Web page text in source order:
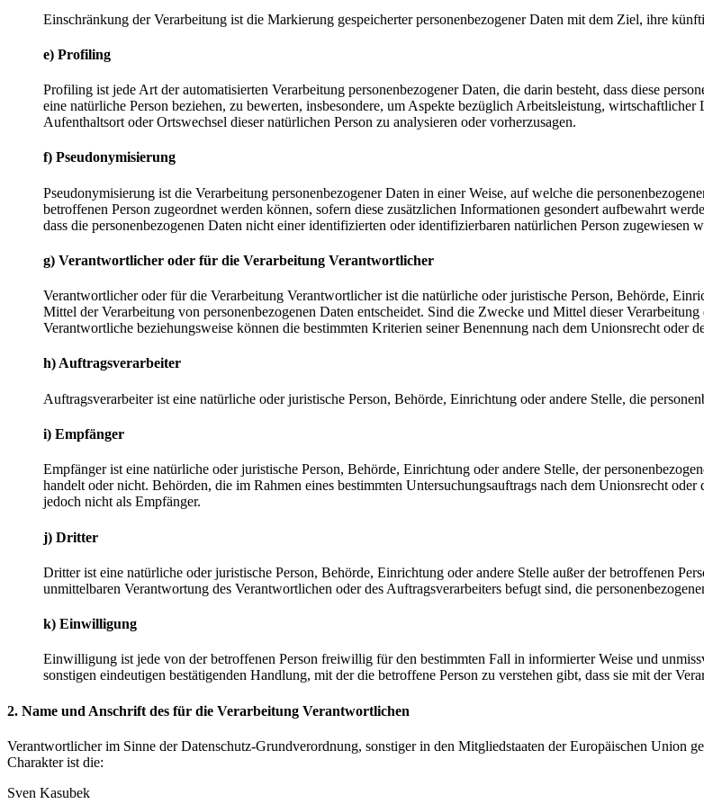
Einschränkung der Verarbeitung ist die Markierung gespeicherter personenbezogener Daten mit dem Ziel, ihre
e) Profiling
Profiling ist jede Art der automatisierten Verarbeitung personenbezogener Daten, die darin besteht, dass diese
eine natürliche Person beziehen, zu bewerten, insbesondere, um Aspekte bezüglich Arbeitsleistung,
Aufenthaltsort oder Ortswechsel dieser natürlichen Person zu analysieren oder vorherzusagen.
f) Pseudonymisierung
Pseudonymisierung ist die Verarbeitung personenbezogener Daten in einer Weise, auf welche die
betroffenen Person zugeordnet werden können, sofern diese zusätzlichen Informationen gesondert aufbewahrt
dass die personenbezogenen Daten nicht einer identifizierten oder identifizierbaren natürlichen Person zugewiesen
g) Verantwortlicher oder für die Verarbeitung Verantwortlicher
Verantwortlicher oder für die Verarbeitung Verantwortlicher ist die natürliche oder juristische Person, Behörde,
Mittel der Verarbeitung von personenbezogenen Daten entscheidet. Sind die Zwecke und Mittel dieser
Verantwortliche beziehungsweise können die bestimmten Kriterien seiner Benennung nach dem Unionsrecht oder
h) Auftragsverarbeiter
Auftragsverarbeiter ist eine natürliche oder juristische Person, Behörde, Einrichtung oder andere Stelle, die
i) Empfänger
Empfänger ist eine natürliche oder juristische Person, Behörde, Einrichtung oder andere Stelle, der
handelt oder nicht. Behörden, die im Rahmen eines bestimmten Untersuchungsauftrags nach dem Unionsrecht
jedoch nicht als Empfänger.
j) Dritter
Dritter ist eine natürliche oder juristische Person, Behörde, Einrichtung oder andere Stelle außer der betroffenen
unmittelbaren Verantwortung des Verantwortlichen oder des Auftragsverarbeiters befugt sind, die
k) Einwilligung
Einwilligung ist jede von der betroffenen Person freiwillig für den bestimmten Fall in informierter Weise und
sonstigen eindeutigen bestätigenden Handlung, mit der die betroffene Person zu verstehen gibt, dass sie mit der
2. Name und Anschrift des für die Verarbeitung Verantwortlichen
Verantwortlicher im Sinne der Datenschutz-Grundverordnung, sonstiger in den Mitgliedstaaten der Europäischen Union
Charakter ist die:
Sven Kasubek